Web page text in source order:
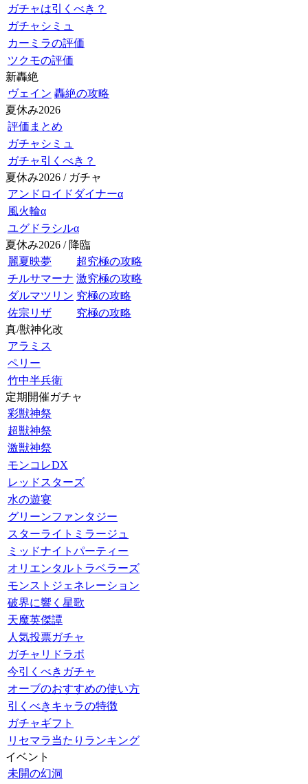
ガチャは引くべき？
ガチャシミュ
カーミラの評価
ツクモの評価
新轟絶
ヴェイン 轟絶の攻略
夏休み2026
評価まとめ
ガチャシミュ
ガチャ引くべき？
夏休み2026 / ガチャ
アンドロイドダイナーα
風火輪α
ユグドラシルα
夏休み2026 / 降臨
麗夏映夢
超究極の攻略
チルサマーナ 激究極の攻略
ダルマツリン 究極の攻略
佐宗リザ
究極の攻略
真/獣神化改
アラミス
ペリー
竹中半兵衛
定期開催ガチャ
彩獣神祭
超獣神祭
激獣神祭
モンコレDX
レッドスターズ
水の遊宴
グリーンファンタジー
スターライトミラージュ
ミッドナイトパーティー
オリエンタルトラベラーズ
モンストジェネレーション
破界に響く星歌
天魔英傑譚
人気投票ガチャ
ガチャリドラボ
今引くべきガチャ
オーブのおすすめの使い方
引くべきキャラの特徴
ガチャギフト
リセマラ当たりランキング
イベント
未開の幻洞